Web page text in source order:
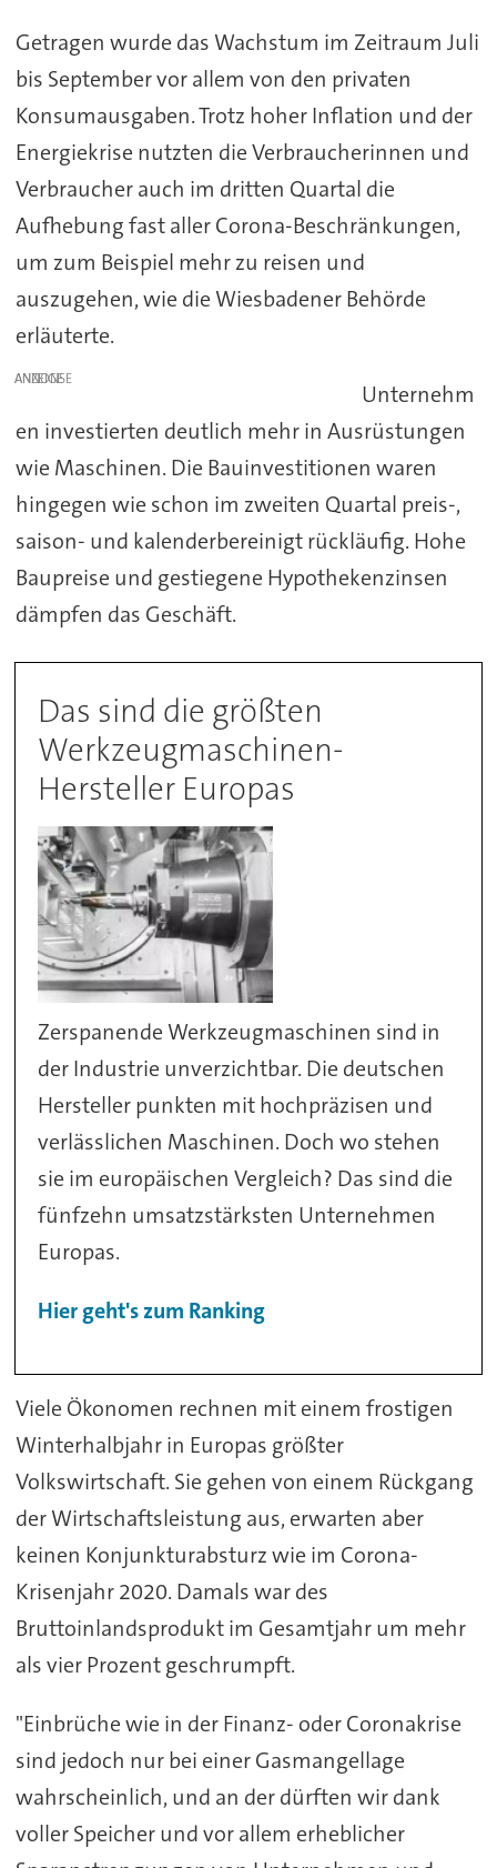
Getragen wurde das Wachstum im Zeitraum Juli
bis September vor allem von den privaten
Konsumausgaben. Trotz hoher Inflation und der
Energiekrise nutzten die Verbraucherinnen und
Verbraucher auch im dritten Quartal die
Aufhebung fast aller Corona-Beschränkungen,
um zum Beispiel mehr zu reisen und
auszugehen, wie die Wiesbadener Behörde
erläuterte.
ANZEIGE
Unternehm
en investierten deutlich mehr in Ausrüstungen
wie Maschinen. Die Bauinvestitionen waren
hingegen wie schon im zweiten Quartal preis-,
saison- und kalenderbereinigt rückläufig. Hohe
Baupreise und gestiegene Hypothekenzinsen
dämpfen das Geschäft.
Das sind die größten
Werkzeugmaschinen-
Hersteller Europas
Zerspanende Werkzeugmaschinen sind in
der Industrie unverzichtbar. Die deutschen
Hersteller punkten mit hochpräzisen und
verlässlichen Maschinen. Doch wo stehen
sie im europäischen Vergleich? Das sind die
fünfzehn umsatzstärksten Unternehmen
Europas.
Hier geht's zum Ranking
Viele Ökonomen rechnen mit einem frostigen
Winterhalbjahr in Europas größter
Volkswirtschaft. Sie gehen von einem Rückgang
der Wirtschaftsleistung aus, erwarten aber
keinen Konjunkturabsturz wie im Corona-
Krisenjahr 2020. Damals war des
Bruttoinlandsprodukt im Gesamtjahr um mehr
als vier Prozent geschrumpft.
"Einbrüche wie in der Finanz- oder Coronakrise
sind jedoch nur bei einer Gasmangellage
wahrscheinlich, und an der dürften wir dank
voller Speicher und vor allem erheblicher